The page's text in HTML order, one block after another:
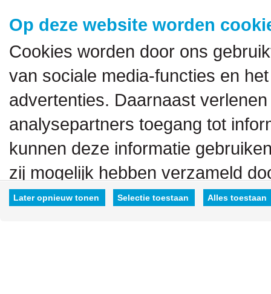
Op deze website worden
Cookies worden door ons
van sociale media-functies en
advertenties. Daarnaast
analysepartners toegang tot
kunnen deze informatie
zij mogelijk hebben verzameld
hen hebt verstrekt.
Later opnieuw tonen Selectie toestaan Alles toestaan